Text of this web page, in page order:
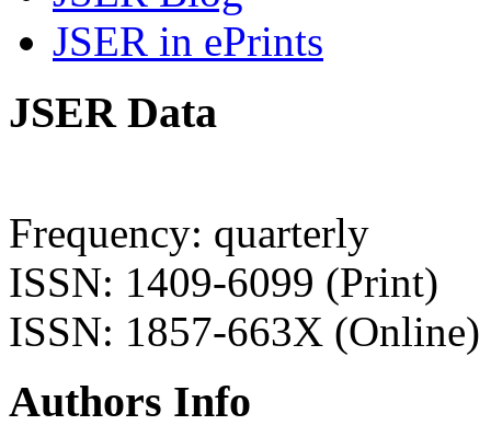
JSER in ePrints
JSER Data
Frequency: quarterly
ISSN: 1409-6099 (Print)
ISSN: 1857-663X (Online)
Authors Info